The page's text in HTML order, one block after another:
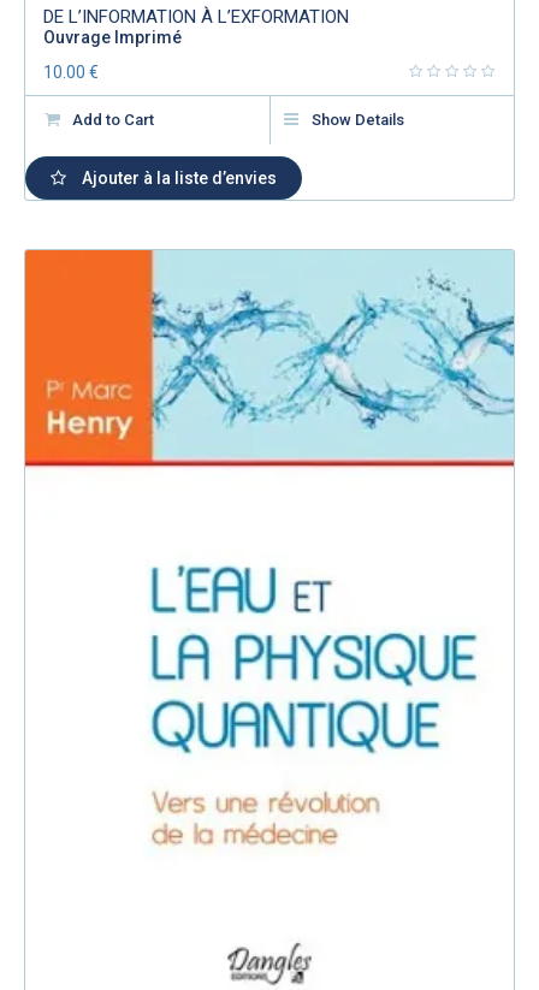
DE L’INFORMATION À L’EXFORMATION
Ouvrage Imprimé
10.00€
Add to Cart Show Details
Ajouter à la liste d’envies